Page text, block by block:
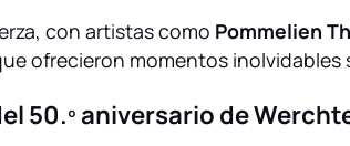
con artistas como Pommelien
ofrecieron momentos inolvidables
50.º aniversario de